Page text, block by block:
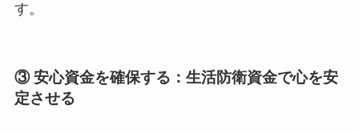
す。
③ 安心資金を確保する：生活防衛資金で心を安
定させる